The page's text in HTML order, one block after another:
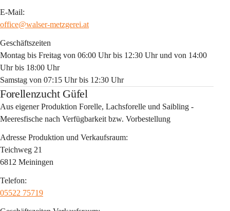
E-Mail:
office@walser-metzgerei.at
Geschäftszeiten
Montag bis Freitag von 06:00 Uhr bis 12:30 Uhr und von 14:00
Uhr bis 18:00 Uhr
Samstag von 07:15 Uhr bis 12:30 Uhr
Forellenzucht Güfel
Aus eigener Produktion Forelle, Lachsforelle und Saibling -
Meeresfische nach Verfügbarkeit bzw. Vorbestellung
Adresse Produktion und Verkaufsraum:
Teichweg 21
6812 Meiningen
Telefon:
05522 75719